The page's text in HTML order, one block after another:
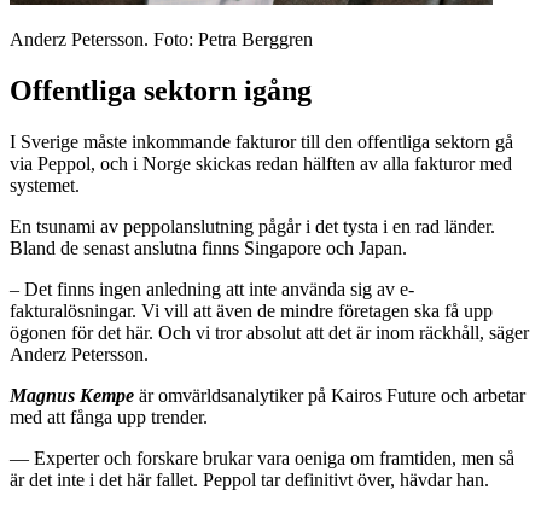
Anderz Petersson. Foto: Petra Berggren
Offentliga sektorn igång
I Sverige måste inkommande fakturor till den offentliga sektorn gå
via Peppol, och i Norge skickas redan hälften av alla fakturor med
systemet.
En tsunami av peppolanslutning pågår i det tysta i en rad länder.
Bland de senast anslutna finns Singapore och Japan.
– Det finns ingen anledning att inte använda sig av e-
fakturalösningar. Vi vill att även de mindre företagen ska få upp
ögonen för det här. Och vi tror absolut att det är inom räckhåll, säger
Anderz Petersson.
Magnus Kempe är omvärldsanalytiker på Kairos Future och arbetar
med att fånga upp trender.
— Experter och forskare brukar vara oeniga om framtiden, men så
är det inte i det här fallet. Peppol tar definitivt över, hävdar han.